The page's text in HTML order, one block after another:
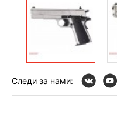
Следи за нами: